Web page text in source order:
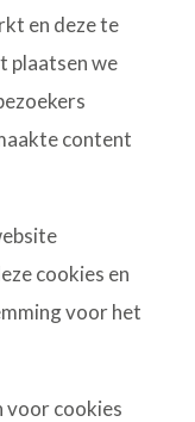
en deze te
plaatsen we
content
cookies en
voor het
voor cookies